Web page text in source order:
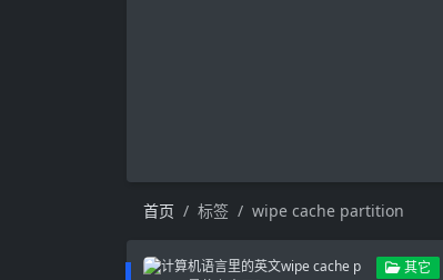
首页 标签 wipe cache partition
其它